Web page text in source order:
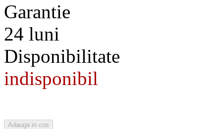
Garantie
24 luni
Disponibilitate
indisponibil